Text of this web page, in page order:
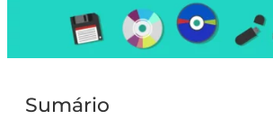
Sumário